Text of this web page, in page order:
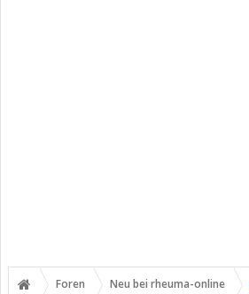
Foren Neu bei rheuma-online